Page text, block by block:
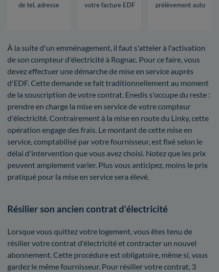
de tel, adresse
votre facture EDF
prélèvement auto
À la suite d'un emménagement, il faut s'atteler à l'activation
de son compteur d'électricité à Rognac. Pour ce faire, vous
devez effectuer une démarche de mise en service auprès
d'EDF. Cette demande se fait traditionnellement au moment
de la souscription de votre contrat. Enedis s'occupe du reste :
prendre en charge la mise en service de votre compteur
d'électricité. Contrairement à la mise en route du Linky, cette
opération engage des frais. Le montant de cette mise en
service, comptabilisé par votre fournisseur, est fixé selon le
délai d'intervention que vous avez choisi. Notez que les prix
peuvent amplement varier. Plus vous anticipez, moins le prix
pratiqué pour la mise en service sera élevé.
Résilier son ancien contrat d'électricité
Lorsque vous quittez votre logement, vous êtes tenu de
résilier votre contrat d'électricité et contracter un nouvel
abonnement. Cette procédure est obligatoire, même si, vous
gardez le même fournisseur. Pour résilier votre contrat, 3